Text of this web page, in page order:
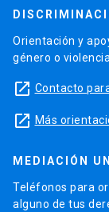
Orientación y
género o
launch Contacto
launch Más
MEDIACIÓN
Teléfonos para
alguno de tus